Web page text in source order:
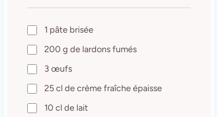
1 pâte brisée
200 g de lardons fumés
3 œufs
25 cl de crème fraîche épaisse
10 cl de lait